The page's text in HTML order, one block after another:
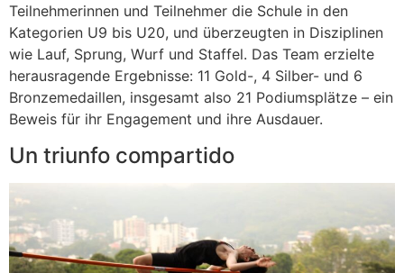
Teilnehmerinnen und Teilnehmer die Schule in den
Kategorien U9 bis U20, und überzeugten in Disziplinen
wie Lauf, Sprung, Wurf und Staffel. Das Team erzielte
herausragende Ergebnisse: 11 Gold-, 4 Silber- und 6
Bronzemedaillen, insgesamt also 21 Podiumsplätze – ein
Beweis für ihr Engagement und ihre Ausdauer.
Un triunfo compartido